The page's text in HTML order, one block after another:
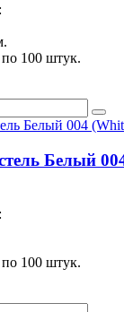
по 100 штук.
Белый
по 100 штук.